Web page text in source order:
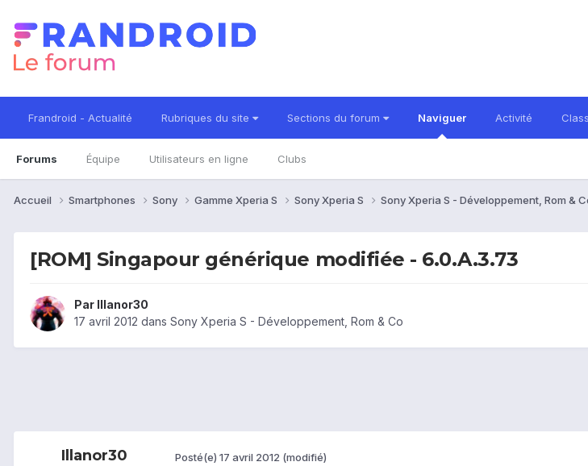
Frandroid - Actualité Rubriques du site Sections du forum Naviguer
Forums Équipe Utilisateurs en ligne Clubs
Activité
Accueil Smartphones Sony Gamme Xperia S Sony Xperia S Sony Xperia S - Développement, Rom &
[ROM] Singapour générique modifiée - 6.0.A.3.73
Par Illanor30
17 avril 2012 dans Sony Xperia S - Développement, Rom & Co
Illanor30 Posté(e) 17 avril 2012 (modifié)